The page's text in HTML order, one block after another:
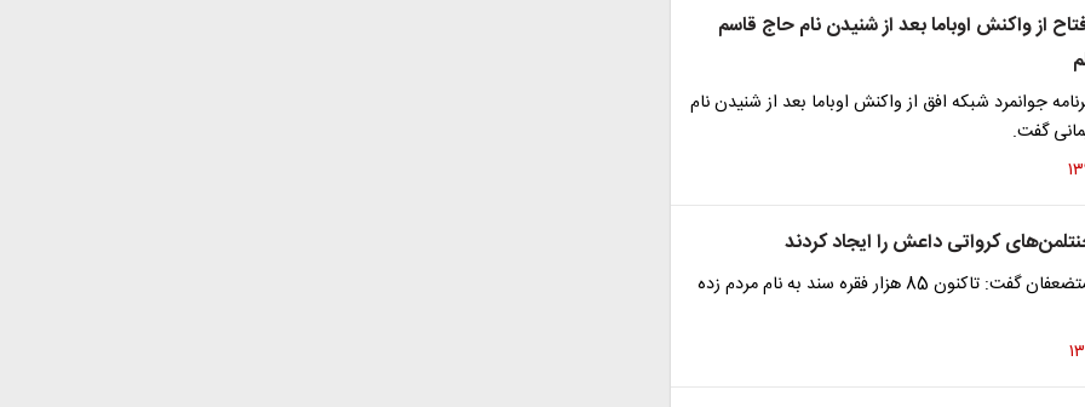
از واکنش اوباما بعد از شنیدن نام حاج قاسم
جوانمرد شبکه افق از واکنش اوباما بعد از شنیدن نام
گفت.
کرواتی داعش را ایجاد کردند
رئیس بنیاد مستضعفان گفت: تاکنون 85 هزار فقره سند به نام مردم زده